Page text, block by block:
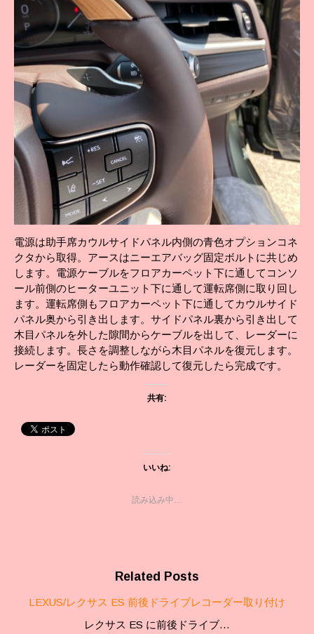
電源は助手席カウルサイドパネル内側の青色オプションコネ
クタから取得。アースはニーエアバッグ固定ボルトに共じめ
します。電源ケーブルをフロアカーペット下に通してコンソ
ール前側のヒーターユニット下に通して運転席側に取り回し
ます。運転席側もフロアカーペット下に通してカウルサイド
パネル奥から引き出します。サイドパネル裏から引き出して
木目パネルを外した隙間からケーブルを出して、レーダーに
接続します。長さを調整しながら木目パネルを復元します。
レーダーを固定したら動作確認して復元したら完成です。
共有:
いいね:
読み込み中…
Related Posts
LEXUS/レクサス ES 前後ドライブレコーダー取り付け
レクサス ES に前後ドライブ…